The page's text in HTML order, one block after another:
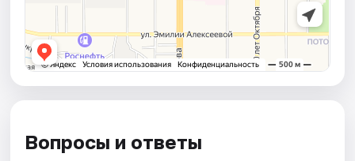
Вопросы и ответы